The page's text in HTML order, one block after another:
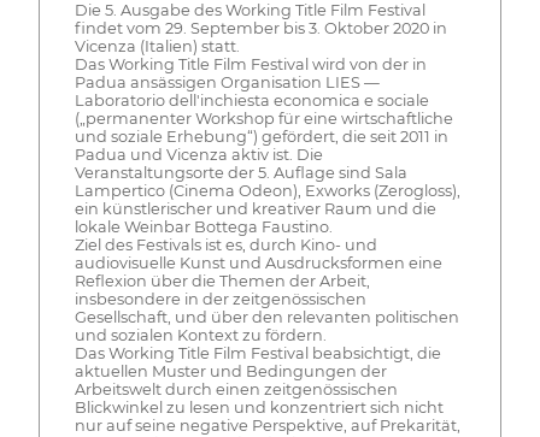
Die 5. Ausgabe des Working Title Film Festival
findet vom 29. September bis 3. Oktober 2020 in
Vicenza (Italien) statt.
Das Working Title Film Festival wird von der in
Padua ansässigen Organisation LIES —
Laboratorio dell'inchiesta economica e sociale
(„permanenter Workshop für eine wirtschaftliche
und soziale Erhebung“) gefördert, die seit 2011 in
Padua und Vicenza aktiv ist. Die
Veranstaltungsorte der 5. Auflage sind Sala
Lampertico (Cinema Odeon), Exworks (Zerogloss),
ein künstlerischer und kreativer Raum und die
lokale Weinbar Bottega Faustino.
Ziel des Festivals ist es, durch Kino- und
audiovisuelle Kunst und Ausdrucksformen eine
Reflexion über die Themen der Arbeit,
insbesondere in der zeitgenössischen
Gesellschaft, und über den relevanten politischen
und sozialen Kontext zu fördern.
Das Working Title Film Festival beabsichtigt, die
aktuellen Muster und Bedingungen der
Arbeitswelt durch einen zeitgenössischen
Blickwinkel zu lesen und konzentriert sich nicht
nur auf seine negative Perspektive, auf Prekarität,